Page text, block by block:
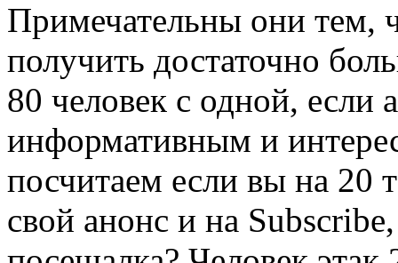
Примечательны они тем,
получить достаточно
80 человек с одной, если
информативным и
посчитаем если вы на 20
свой анонс и на